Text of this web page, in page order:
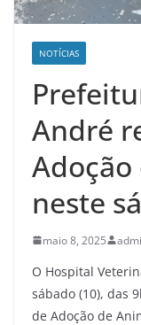
NOTÍCIAS
André
neste
maio 8, 2025
O Hospital
sábado (10), das
de Adoção de